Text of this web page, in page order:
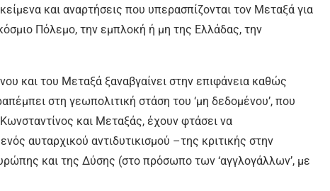
και αναρτήσεις που υπερασπίζονται τον Μεταξά για
Πόλεμο, την εμπλοκή ή μη της Ελλάδας, την
και του Μεταξά ξαναβγαίνει στην επιφάνεια καθώς
στη γεωπολιτική στάση του ‘μη δεδομένου’, που
και Μεταξάς, έχουν φτάσει να
αυταρχικού αντιδυτικισμού –της κριτικής στην
και της Δύσης (στο πρόσωπο των ‘αγγλογάλλων’, με